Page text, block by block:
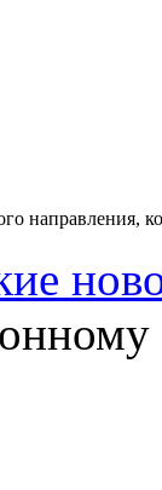
направления,